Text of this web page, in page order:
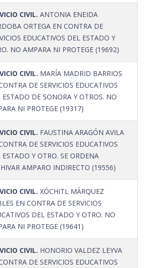
CIVIL. ANTONIA ENEIDA
ORTEGA EN CONTRA DE
EDUCATIVOS DEL ESTADO Y
NO AMPARA NI PROTEGE (19692)
CIVIL. MARÍA MADRID BARRIOS
DE SERVICIOS EDUCATIVOS
ESTADO DE SONORA Y OTROS. NO
NI PROTEGE (19317)
CIVIL. FAUSTINA ARAGÓN AVILA
DE SERVICIOS EDUCATIVOS
ESTADO Y OTRO. SE ORDENA
AMPARO INDIRECTO (19556)
CIVIL. XÓCHITL MÁRQUEZ
EN CONTRA DE SERVICIOS
DEL ESTADO Y OTRO. NO
NI PROTEGE (19641)
CIVIL. HONORIO VALDEZ LEYVA
DE SERVICIOS EDUCATIVOS